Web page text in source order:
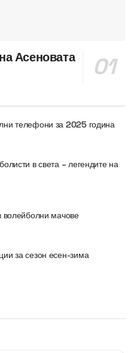
Асеновата
телефони за 2025 година
в света – легендите на
волейболни мачове
за сезон есен-зима